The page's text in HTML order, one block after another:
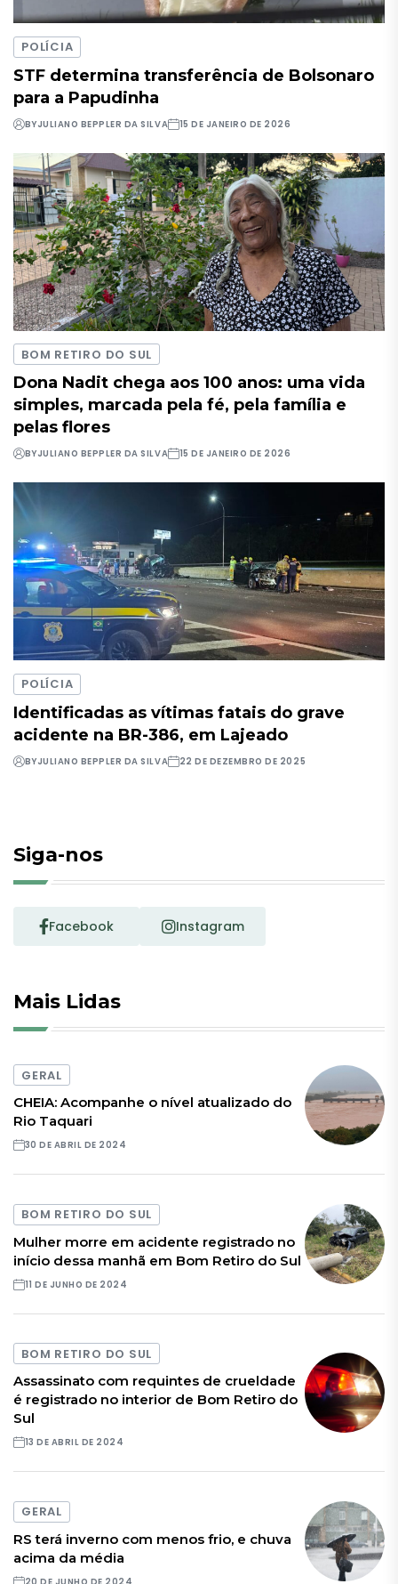
POLÍCIA
STF determina transferência de Bolsonaro
para a Papudinha
BYJULIANO BEPPLER DA SILVA 15 DE JANEIRO DE 2026
BOM RETIRO DO SUL
Dona Nadit chega aos 100 anos: uma vida
simples, marcada pela fé, pela família e
pelas flores
BYJULIANO BEPPLER DA SILVA 15 DE JANEIRO DE 2026
POLÍCIA
Identificadas as vítimas fatais do grave
acidente na BR-386, em Lajeado
BYJULIANO BEPPLER DA SILVA 22 DE DEZEMBRO DE 2025
Siga-nos
Facebook Instagram
Mais Lidas
GERAL
CHEIA: Acompanhe o nível atualizado do
Rio Taquari
30 DE ABRIL DE 2024
BOM RETIRO DO SUL
Mulher morre em acidente registrado no
início dessa manhã em Bom Retiro do Sul
11 DE JUNHO DE 2024
BOM RETIRO DO SUL
Assassinato com requintes de crueldade
é registrado no interior de Bom Retiro do
Sul
13 DE ABRIL DE 2024
GERAL
RS terá inverno com menos frio, e chuva
acima da média
20 DE JUNHO DE 2024